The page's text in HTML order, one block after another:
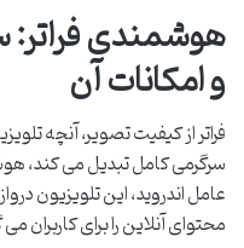
هوشمندی فراتر:
و امکانات آن
سرگرمی کامل تبدیل می کند،
عامل اندروید، این تلویزیون
محتوای آنلاین را برای کاربران